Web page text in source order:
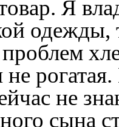
Я
одежды,
не
не
сына